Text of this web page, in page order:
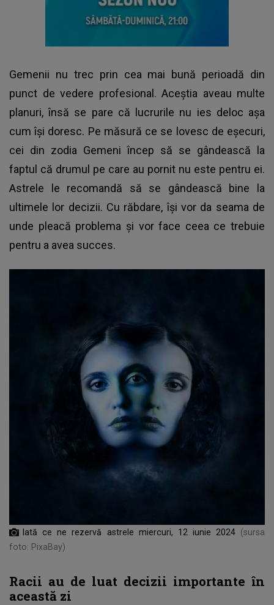
Gemenii nu trec prin cea mai bună perioadă din
punct de vedere profesional. Aceștia aveau multe
planuri, însă se pare că lucrurile nu ies deloc așa
cum își doresc. Pe măsură ce se lovesc de eșecuri,
cei din zodia Gemeni încep să se gândească la
faptul că drumul pe care au pornit nu este pentru ei.
Astrele le recomandă să se gândească bine la
ultimele lor decizii. Cu răbdare, își vor da seama de
unde pleacă problema și vor face ceea ce trebuie
pentru a avea succes.
Iată ce ne rezervă astrele miercuri, 12 iunie 2024 (sursa
foto: PixaBay)
Racii au de luat decizii importante în
această zi